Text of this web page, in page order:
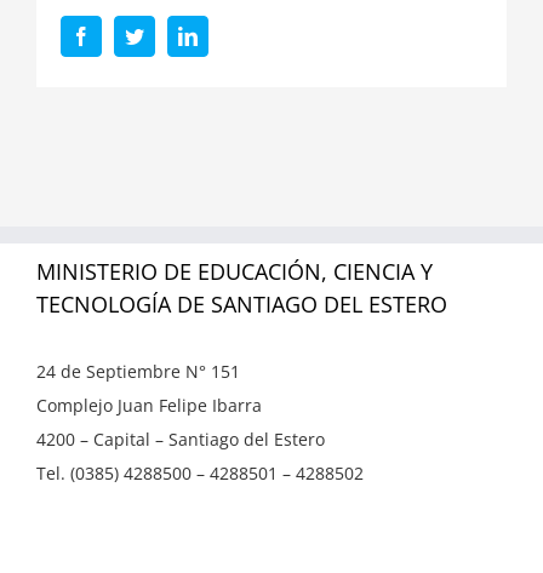
FacebookTwitterLinkedIn
MINISTERIO DE EDUCACIÓN, CIENCIA Y
TECNOLOGÍA DE SANTIAGO DEL ESTERO
24 de Septiembre N° 151
Complejo Juan Felipe Ibarra
4200 – Capital – Santiago del Estero
Tel. (0385) 4288500 – 4288501 – 4288502